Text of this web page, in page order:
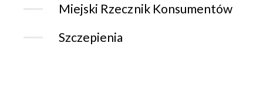
Miejski Rzecznik Konsumentów
Szczepienia